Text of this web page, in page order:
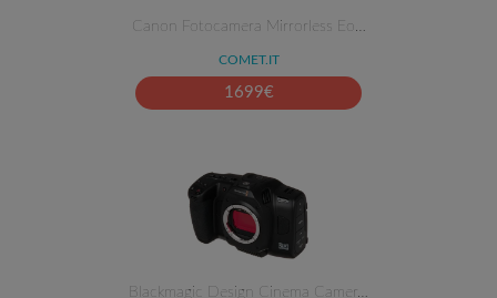
Canon Fotocamera Mirrorless Eo…
COMET.IT
1699€
Blackmagic Design Cinema Camer…